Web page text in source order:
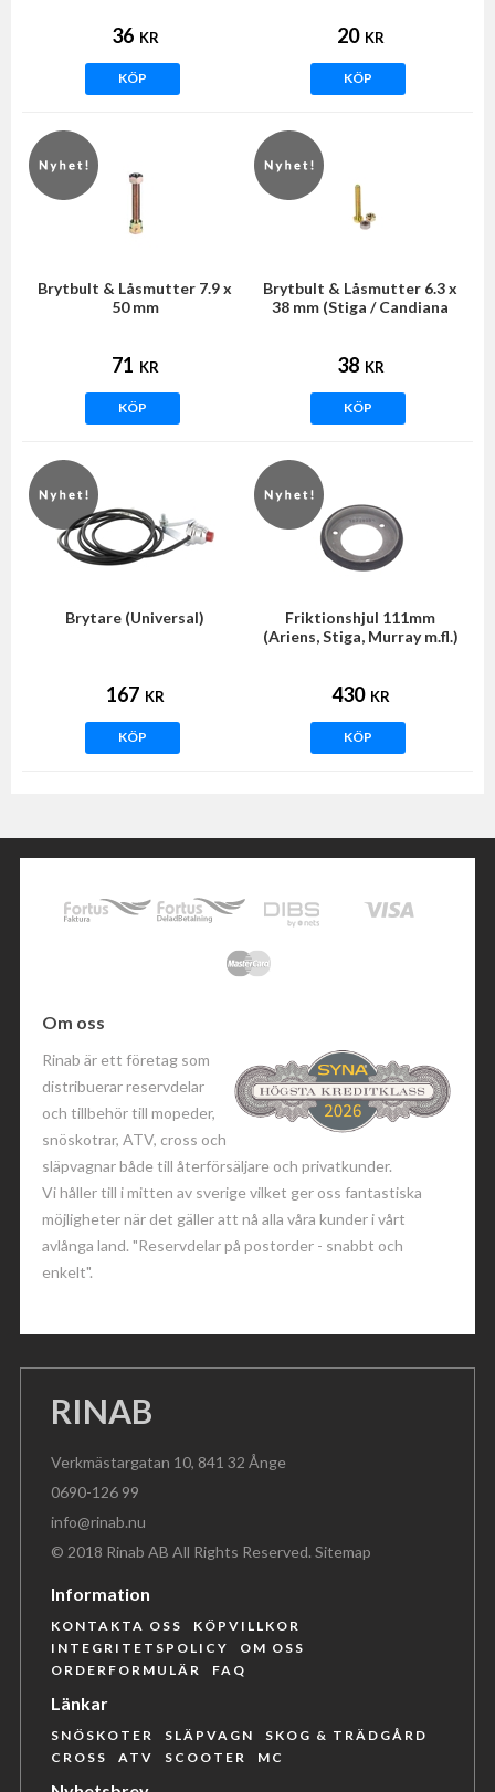
36 KR
KÖP
20 KR
KÖP
Brytbult & Låsmutter 7.9 x
50 mm
71 KR
KÖP
Brytbult & Låsmutter 6.3 x
38 mm (Stiga / Candiana
38 KR
KÖP
Brytare (Universal)
167 KR
KÖP
Friktionshjul 111mm
(Ariens, Stiga, Murray m.fl.)
430 KR
KÖP
Om oss
Rinab är ett företag som
distribuerar reservdelar
och tillbehör till mopeder,
snöskotrar, ATV, cross och
släpvagnar både till återförsäljare och privatkunder.
Vi håller till i mitten av sverige vilket ger oss fantastiska
möjligheter när det gäller att nå alla våra kunder i vårt
avlånga land. "Reservdelar på postorder - snabbt och
enkelt".
RINAB
Verkmästargatan 10, 841 32 Ånge
0690-126 99
info@rinab.nu
© 2018 Rinab AB All Rights Reserved.Sitemap
Information
KONTAKTA OSS
KÖPVILLKOR
INTEGRITETSPOLICY
OM OSS
ORDERFORMULÄR
FAQ
Länkar
SNÖSKOTER SLÄPVAGN
SKOG & TRÄDGÅRD
CROSS
ATV SCOOTER MC